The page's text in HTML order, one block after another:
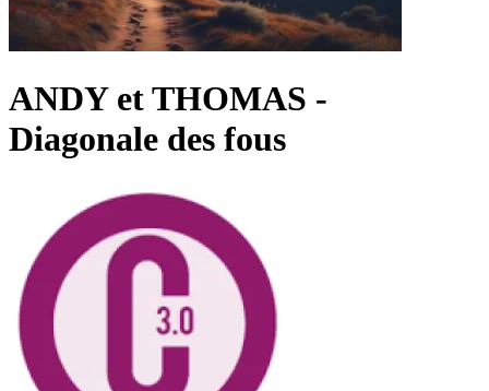
ANDY et THOMAS -
Diagonale des fous